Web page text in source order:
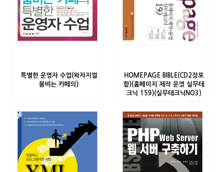
특별한 운영자 수업(왁자지껄
붐비는 카페의)
HOMEPAGE BIBLE(CD2장포
함)(홈페이지 제작 운영 실무테
크닉 159)(실무테크닉NO3)